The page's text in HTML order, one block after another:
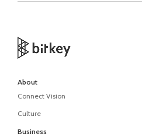
About
Connect Vision
Culture
Business